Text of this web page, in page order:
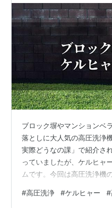
ブロック塀やマンションベ
落としに大人気の高圧洗浄
実際どうなの課」で紹介さ
っていましたが、ケルヒャ
ムです。今回は高圧洗浄機
ます。ぜひ最後までお読み
#高圧洗浄 #ケルヒャー #